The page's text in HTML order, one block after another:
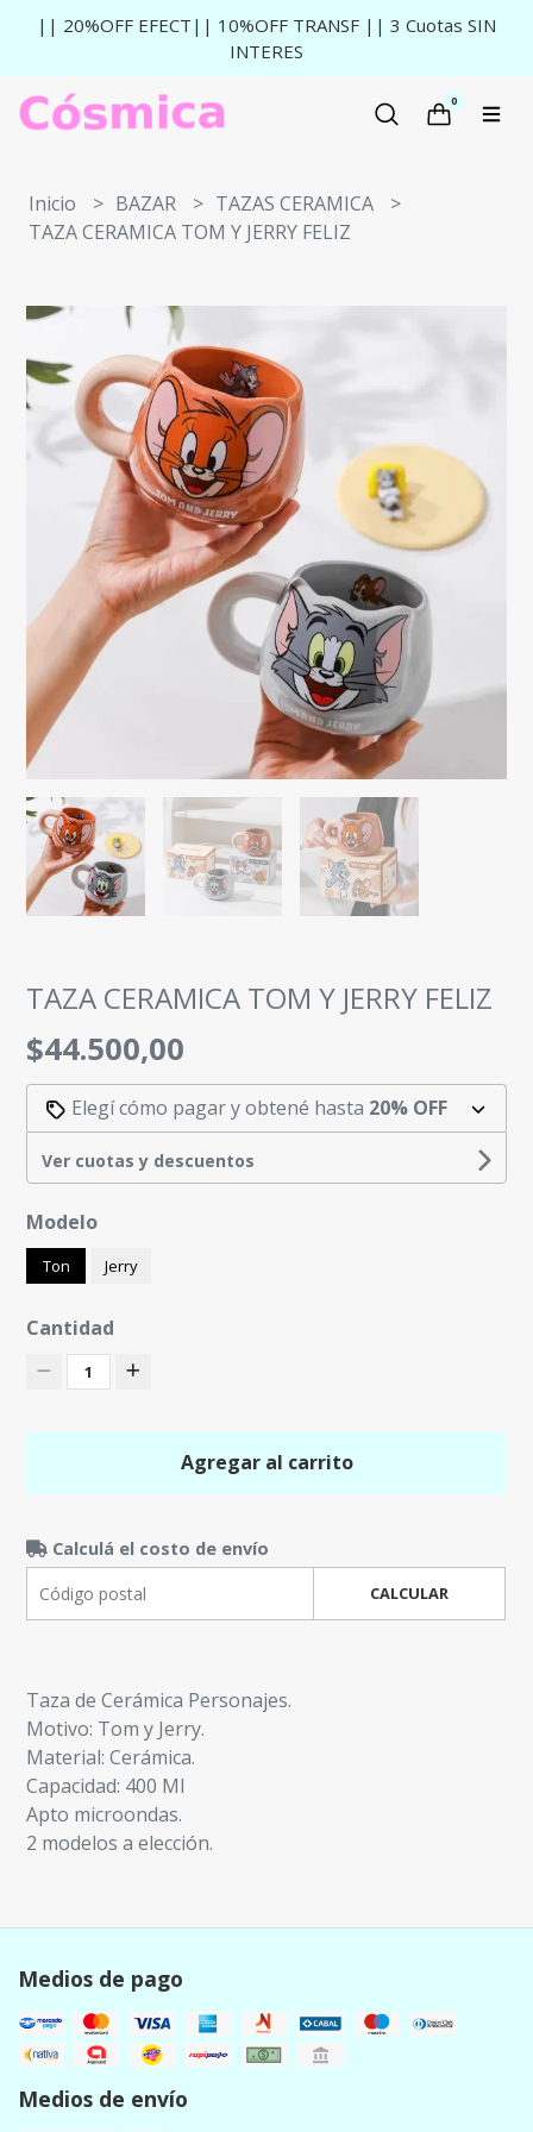
|| 20%OFF EFECT|| 10%OFF TRANSF || 3 Cuotas SIN
INTERES
0
Inicio BAZAR
TAZAS CERAMICA
TAZA CERAMICA TOM Y JERRY FELIZ
TAZA CERAMICA TOM Y JERRY FELIZ
$44.500,00
Elegí cómo pagar y obtené hasta 20% OFF
Ver cuotas y descuentos
Modelo
Ton Jerry
Cantidad
1
Agregar al carrito
Calculá el costo de envío
CALCULAR
Taza de Cerámica Personajes.
Motivo: Tom y Jerry.
Material: Cerámica.
Capacidad: 400 Ml
Apto microondas.
2 modelos a elección.
Medios de pago
Medios de envío